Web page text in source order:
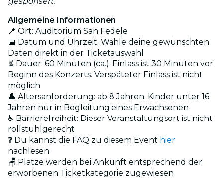
Allgemeine Informationen
📍 Ort: Auditorium San Fedele
📅 Datum und Uhrzeit: Wähle deine gewünschten
Daten direkt in der Ticketauswahl
⏳ Dauer: 60 Minuten (ca.). Einlass ist 30 Minuten vor
Beginn des Konzerts. Verspäteter Einlass ist nicht
möglich
👤 Altersanforderung: ab 8 Jahren. Kinder unter 16
Jahren nur in Begleitung eines Erwachsenen
♿ Barrierefreiheit: Dieser Veranstaltungsort ist nicht
rollstuhlgerecht
❓ Du kannst die FAQ zu diesem Event hier
nachlesen
🪑 Plätze werden bei Ankunft entsprechend der
erworbenen Ticketkategorie zugewiesen